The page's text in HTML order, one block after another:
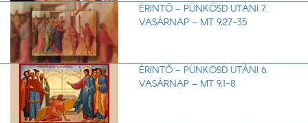
ÉRINTŐ – PÜNKÖSD UTÁNI 7.
VASÁRNAP – MT 9,27-35
ÉRINTŐ – PÜNKÖSD UTÁNI 6.
VASÁRNAP – MT 9,1-8